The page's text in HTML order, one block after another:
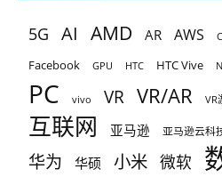
5G AI AMD AR AWS
Facebook GPU HTC HTC Vive
PC vivo VR VR/AR VR
互联网 亚马逊 亚马逊云科
华为 华硕 小米 微软